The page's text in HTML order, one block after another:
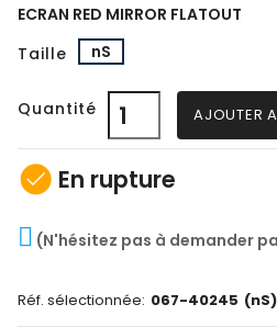
ECRAN RED MIRROR FLATOUT
Taille
nS
Quantité AJOUTER
check_circle En rupture
(N'hésitez pas à demander
Réf. sélectionnée: 067-40245 (nS)